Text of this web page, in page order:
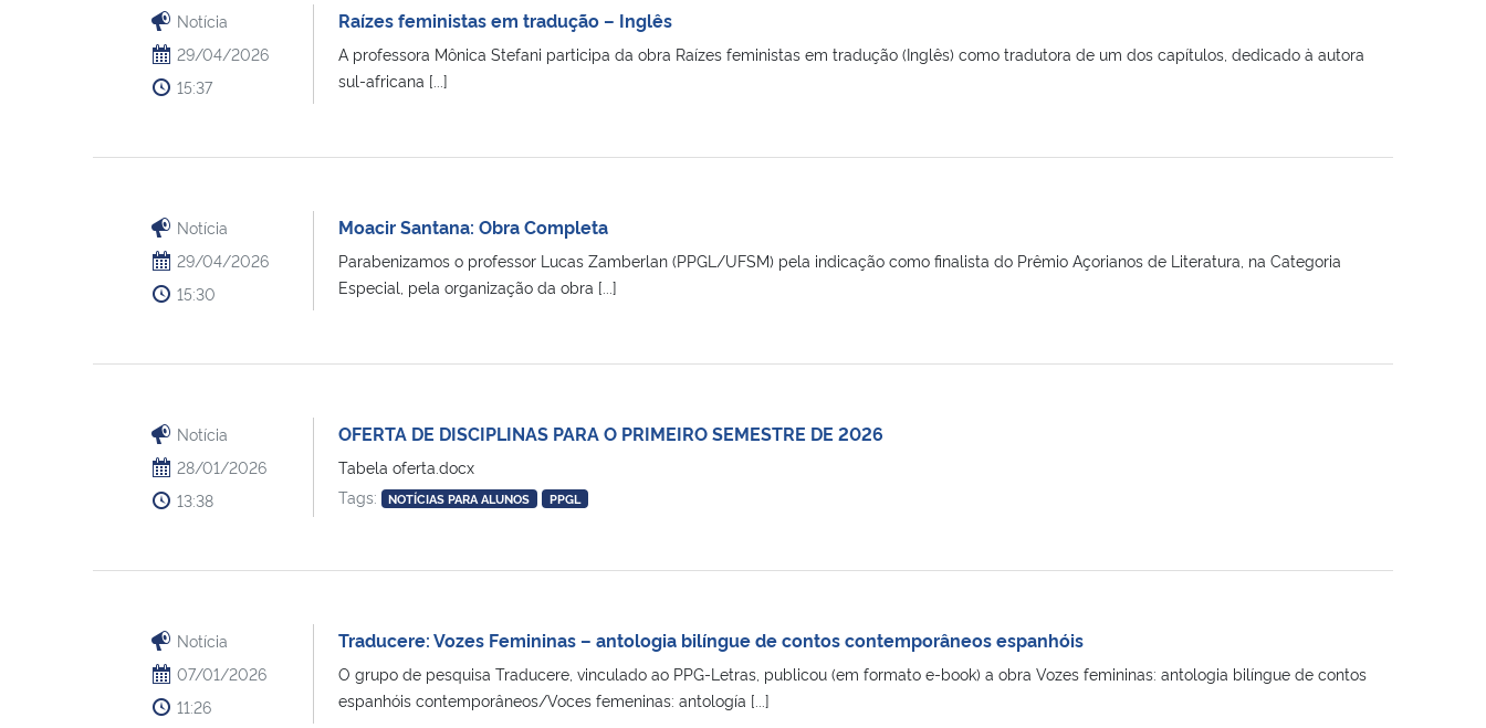
Notícia
29/04/2026
15:37
Raízes feministas em tradução – Inglês
A professora Mônica Stefani participa da obra Raízes feministas em tradução (Inglês) como tradutora de um dos capítulos, dedicado à autora
sul-africana [...]
Notícia
29/04/2026
15:30
Moacir Santana: Obra Completa
Parabenizamos o professor Lucas Zamberlan (PPGL/UFSM) pela indicação como finalista do Prêmio Açorianos de Literatura, na Categoria
Especial, pela organização da obra [...]
Notícia
28/01/2026
13:38
OFERTA DE DISCIPLINAS PARA O PRIMEIRO SEMESTRE DE 2026
Tabela oferta.docx
Tags:
NOTÍCIAS PARA ALUNOS PPGL
Notícia
07/01/2026
11:26
Traducere: Vozes Femininas – antologia bilíngue de contos contemporâneos espanhóis
O grupo de pesquisa Traducere, vinculado ao PPG-Letras, publicou (em formato e-book) a obra Vozes femininas: antologia bilíngue de contos
espanhóis contemporâneos/Voces femeninas: antología [...]